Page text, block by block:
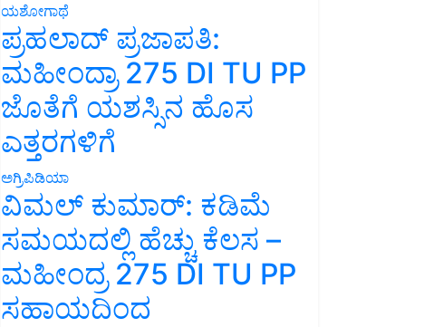
ಯಶೋಗಾಥೆ
ಪ್ರಹಲಾದ್ ಪ್ರಜಾಪತಿ:
ಮಹೀಂದ್ರಾ 275 DI TU PP
ಜೊತೆಗೆ ಯಶಸ್ಸಿನ ಹೊಸ
ಎತ್ತರಗಳಿಗೆ
ಅಗ್ರಿಪಿಡಿಯಾ
ವಿಮಲ್ ಕುಮಾರ್: ಕಡಿಮೆ
ಸಮಯದಲ್ಲಿ ಹೆಚ್ಚು ಕೆಲಸ –
ಮಹೀಂದ್ರ 275 DI TU PP
ಸಹಾಯದಿಂದ